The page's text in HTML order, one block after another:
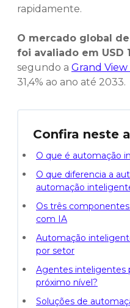
rapidamente.
O mercado global
foi avaliado em USD
segundo a Grand View
31,4% ao ano até 2033.
Confira neste
O que é automação
O que diferencia a
automação
Os três
com IA
Automação
por setor
Agentes inteligentes
próximo nível?
Soluções de